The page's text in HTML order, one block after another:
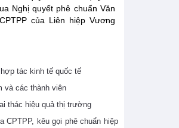
Nghị quyết phê chuẩn Văn
của Liên hiệp Vương
tác kinh tế quốc tế
và các thành viên
thác hiệu quả thị trường
CPTPP, kêu gọi phê chuẩn hiệp